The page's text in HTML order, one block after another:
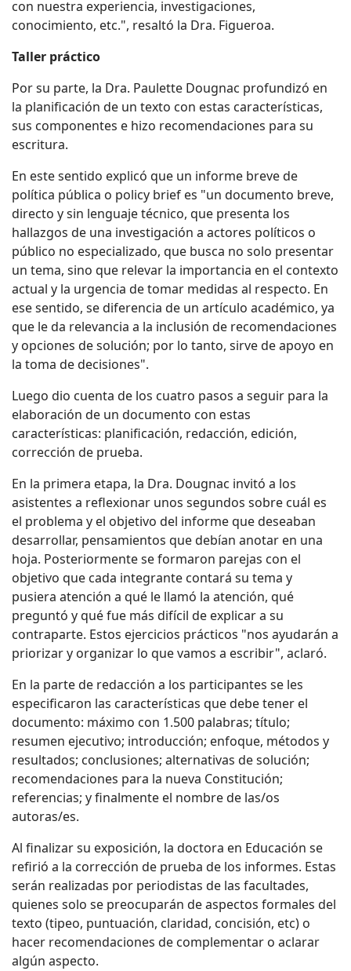
con nuestra experiencia, investigaciones,
conocimiento, etc.", resaltó la Dra. Figueroa.
Taller práctico
Por su parte, la Dra. Paulette Dougnac profundizó en
la planificación de un texto con estas características,
sus componentes e hizo recomendaciones para su
escritura.
En este sentido explicó que un informe breve de
política pública o policy brief es "un documento breve,
directo y sin lenguaje técnico, que presenta los
hallazgos de una investigación a actores políticos o
público no especializado, que busca no solo presentar
un tema, sino que relevar la importancia en el contexto
actual y la urgencia de tomar medidas al respecto. En
ese sentido, se diferencia de un artículo académico, ya
que le da relevancia a la inclusión de recomendaciones
y opciones de solución; por lo tanto, sirve de apoyo en
la toma de decisiones".
Luego dio cuenta de los cuatro pasos a seguir para la
elaboración de un documento con estas
características: planificación, redacción, edición,
corrección de prueba.
En la primera etapa, la Dra. Dougnac invitó a los
asistentes a reflexionar unos segundos sobre cuál es
el problema y el objetivo del informe que deseaban
desarrollar, pensamientos que debían anotar en una
hoja. Posteriormente se formaron parejas con el
objetivo que cada integrante contará su tema y
pusiera atención a qué le llamó la atención, qué
preguntó y qué fue más difícil de explicar a su
contraparte. Estos ejercicios prácticos "nos ayudarán a
priorizar y organizar lo que vamos a escribir", aclaró.
En la parte de redacción a los participantes se les
especificaron las características que debe tener el
documento: máximo con 1.500 palabras; título;
resumen ejecutivo; introducción; enfoque, métodos y
resultados; conclusiones; alternativas de solución;
recomendaciones para la nueva Constitución;
referencias; y finalmente el nombre de las/os
autoras/es.
Al finalizar su exposición, la doctora en Educación se
refirió a la corrección de prueba de los informes. Estas
serán realizadas por periodistas de las facultades,
quienes solo se preocuparán de aspectos formales del
texto (tipeo, puntuación, claridad, concisión, etc) o
hacer recomendaciones de complementar o aclarar
algún aspecto.